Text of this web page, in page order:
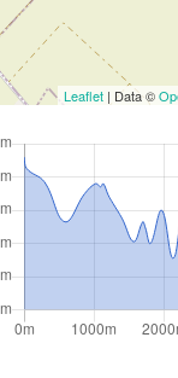
Leaflet | Data ©